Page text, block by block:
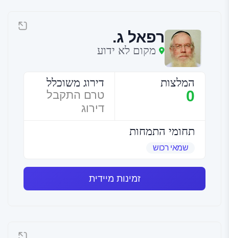
רפאל ג.
מקום לא ידוע
המלצות
0
דירוג משוכלל
טרם התקבל
דירוג
תחומי התמחות
שמאי רכוש
זמינות מיידית